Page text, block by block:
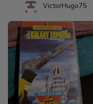
VictorHugo75